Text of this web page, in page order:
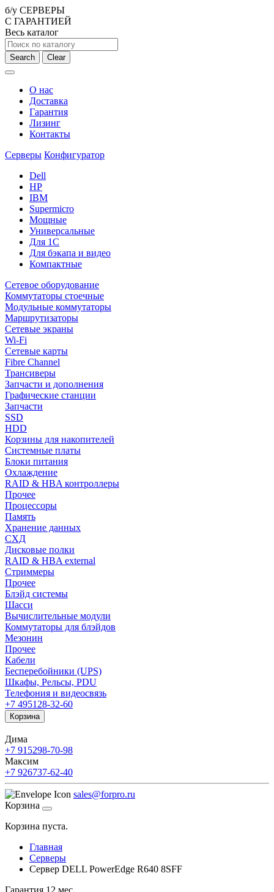
б/у СЕРВЕРЫ
С ГАРАНТИЕЙ
Весь каталог
Search Clear
О нас
Доставка
Гарантия
Лизинг
Контакты
Серверы Конфигуратор
Dell
HP
IBM
Supermicro
Мощные
Универсальные
Для 1С
Для бэкапа и видео
Компактные
Сетевое оборудование
Коммутаторы стоечные
Модульные коммутаторы
Маршрутизаторы
Сетевые экраны
Wi-Fi
Сетевые карты
Fibre Channel
Трансиверы
Запчасти и дополнения
Графические станции
Запчасти
SSD
HDD
Корзины для накопителей
Системные платы
Блоки питания
Охлаждение
RAID & HBA контроллеры
Прочее
Процессоры
Память
Хранение данных
СХД
Дисковые полки
RAID & HBA external
Стриммеры
Прочее
Блэйд системы
Шасси
Вычислительные модули
Коммутаторы для блэйдов
Мезонин
Прочее
Кабели
Бесперебойники (UPS)
Шкафы, Рельсы, PDU
Телефония и видеосвязь
+7 495128-32-60
Корзина
Дима
+7 915298-70-98
Максим
+7 926737-62-40
sales@forpro.ru
Корзина
Корзина пуста.
Главная
Серверы
Сервер DELL PowerEdge R640 8SFF
Гарантия 12 мес.